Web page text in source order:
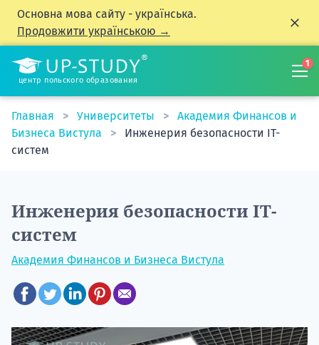
Основна мова сайту - українська.
Продовжити українською →
центр польского образования
1
Главная Университеты
Академия Финансов и
Бизнеса Вистула
Инженерия безопасности ІТ-
систем
Инженерия безопасности ІТ-
систем
Академия Финансов и Бизнеса Вистула